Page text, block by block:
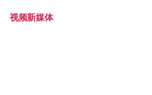
视频新媒体